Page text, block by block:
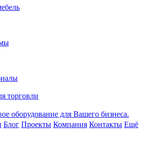
торговли
Блог Проекты Компания Контакты Ещё